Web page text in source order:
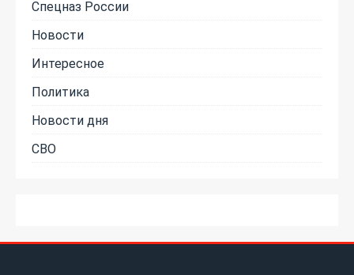
Спецназ России
Новости
Интересное
Политика
Новости дня
СВО